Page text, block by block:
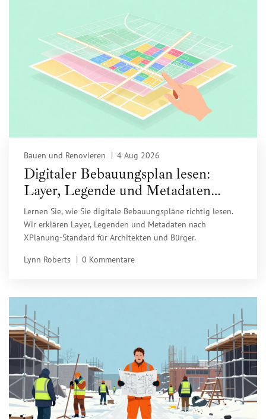
Bauen und Renovieren 4 Aug 2026
Digitaler Bebauungsplan lesen:
Layer, Legende und Metadaten
verstehen
Lernen Sie, wie Sie digitale Bebauungspläne richtig lesen.
Wir erklären Layer, Legenden und Metadaten nach
XPlanung-Standard für Architekten und Bürger.
Lynn Roberts 0 Kommentare